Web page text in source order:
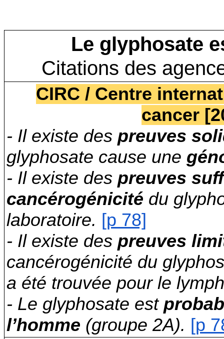
Le glyphosate
Citations des
CIRC / Centre
cancer
- Il existe des preuves
glyphosate cause une
- Il existe des preuves
cancérogénicité du
laboratoire. [p 78]
- Il existe des preuves
cancérogénicité du
a été trouvée pour le
- Le glyphosate est
l’homme (groupe 2A). [p